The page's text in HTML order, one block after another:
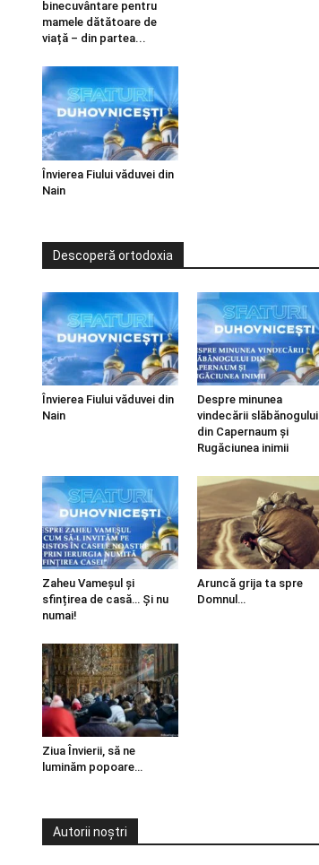
binecuvântare pentru
mamele dătătoare de
viață – din partea...
Învierea Fiului văduvei din
Nain
Descoperă ortodoxia
Învierea Fiului văduvei din
Nain
Despre minunea
vindecării slăbănogului
din Capernaum și
Rugăciunea inimii
Zaheu Vameșul și
sfințirea de casă… Și nu
numai!
Aruncă grija ta spre
Domnul…
Ziua Învierii, să ne
luminăm popoare…
Autorii noștri